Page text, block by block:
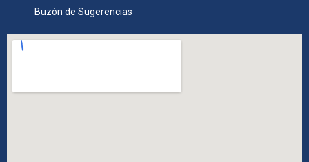
Buzón de Sugerencias